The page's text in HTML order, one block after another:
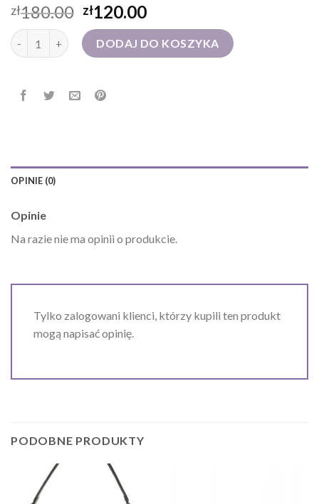
zł180.00 zł120.00
ilość ochnik torebkaDODAJ DO KOSZYKA
OPINIE (0)
Opinie
Na razie nie ma opinii o produkcie.
Tylko zalogowani klienci, którzy kupili ten produkt
mogą napisać opinię.
PODOBNE PRODUKTY